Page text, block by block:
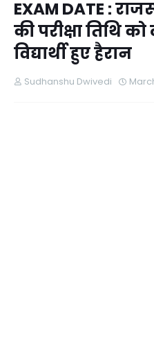
EXAM DATE :
की परीक्षा तिथि
विद्यार्थी हुए हैरान
Sudhanshu Dwivedi